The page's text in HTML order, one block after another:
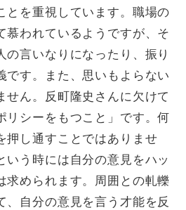
とを重視しています。職場の
慕われているようですが、そ
の言いなりになったり、振り
です。また、思いもよらない
せん。反町隆史さんに欠けて
リシーをもつこと」です。何
押し通すことではありませ
いう時には自分の意見をハッ
求められます。周囲との軋轢
、自分の意見を言う才能を反